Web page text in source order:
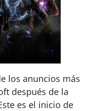
los anuncios más
después de la
es el inicio de